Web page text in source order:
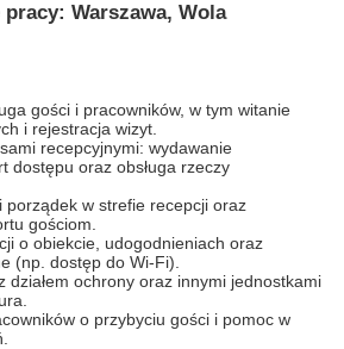
pracy: Warszawa, Wola
gości i pracowników, w tym witanie
i rejestracja wizyt.
recepcyjnymi: wydawanie
dostępu oraz obsługa rzeczy
porządek w strefie recepcji oraz
gościom.
o obiekcie, udogodnieniach oraz
(np. dostęp do Wi-Fi).
działem ochrony oraz innymi jednostkami
o przybyciu gości i pomoc w